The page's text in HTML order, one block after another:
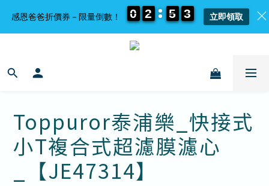
Toppuror泰浦樂_快接式
小T複合式超濾膜濾心
_【JE47314】
感恩爸爸折價券－限量倒數！ 0
0
0
0 2
2
2
2 5
5
5
5 3
3
3
3 立即領取